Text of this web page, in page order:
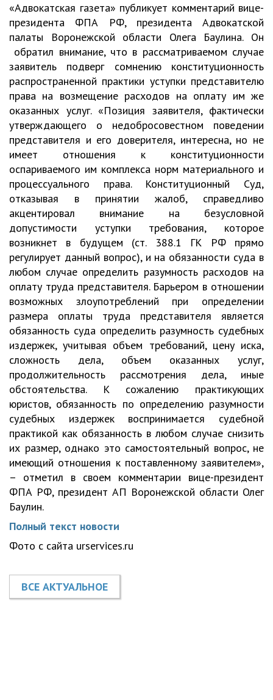
«Адвокатская газета» публикует комментарий вице-
президента ФПА РФ, президента Адвокатской
палаты Воронежской области Олега Баулина. Он
обратил внимание, что в рассматриваемом случае
заявитель подверг сомнению конституционность
распространенной практики уступки представителю
права на возмещение расходов на оплату им же
оказанных услуг. «Позиция заявителя, фактически
утверждающего о недобросовестном поведении
представителя и его доверителя, интересна, но не
имеет отношения к конституционности
оспариваемого им комплекса норм материального и
процессуального права. Конституционный Суд,
отказывая в принятии жалоб, справедливо
акцентировал внимание на безусловной
допустимости уступки требования, которое
возникнет в будущем (ст. 388.1 ГК РФ прямо
регулирует данный вопрос), и на обязанности суда в
любом случае определить разумность расходов на
оплату труда представителя. Барьером в отношении
возможных злоупотреблений при определении
размера оплаты труда представителя является
обязанность суда определить разумность судебных
издержек, учитывая объем требований, цену иска,
сложность дела, объем оказанных услуг,
продолжительность рассмотрения дела, иные
обстоятельства. К сожалению практикующих
юристов, обязанность по определению разумности
судебных издержек воспринимается судебной
практикой как обязанность в любом случае снизить
их размер, однако это самостоятельный вопрос, не
имеющий отношения к поставленному заявителем»,
– отметил в своем комментарии вице-президент
ФПА РФ, президент АП Воронежской области Олег
Баулин.
Полный текст новости
Фото с сайта urservices.ru
ВСЕ АКТУАЛЬНОЕ